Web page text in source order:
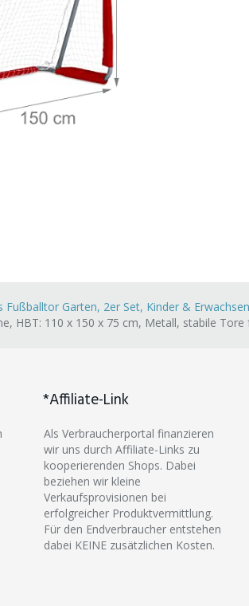
Fußballtor Garten, 2er Set, Kinder &
HBT: 110 x 150 x 75 cm, Metall, stabile
*Affiliate-Link
Als Verbraucherportal finanzieren
wir uns durch Affiliate-Links zu
kooperierenden Shops. Dabei
beziehen wir kleine
Verkaufsprovisionen bei
erfolgreicher Produktvermittlung.
Für den Endverbraucher entstehen
dabei KEINE zusätzlichen Kosten.